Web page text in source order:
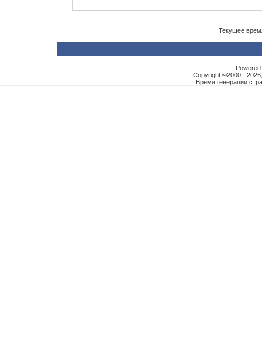
Текущее
Copyright ©2000 -
Время генерации